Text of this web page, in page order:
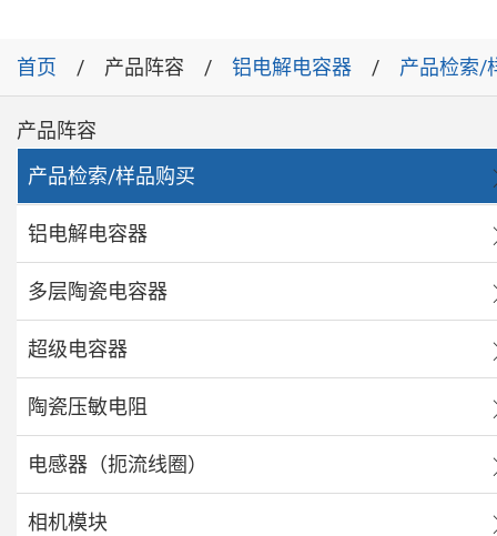
首页 产品阵容 铝电解电容器 产品检索/
产品阵容
产品检索/样品购买
铝电解电容器
多层陶瓷电容器
超级电容器
陶瓷压敏电阻
电感器（扼流线圈）
相机模块